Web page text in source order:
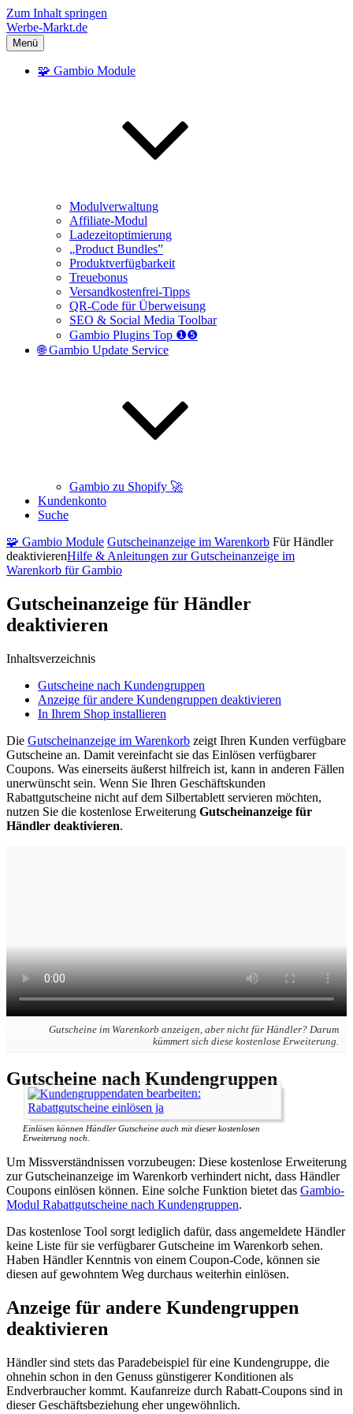
Zum Inhalt springen
Werbe-Markt.de
Menü
🧩 Gambio Module
Modulverwaltung
Affiliate-Modul
Ladezeitoptimierung
„Product Bundles”
Produktverfügbarkeit
Treuebonus
Versandkostenfrei-Tipps
QR-Code für Überweisung
SEO & Social Media Toolbar
Gambio Plugins Top ❶❺
🌐 Gambio Update Service
Gambio zu Shopify 🚀
Kundenkonto
Suche
🧩 Gambio Module Gutscheinanzeige im Warenkorb Für Händler
deaktivierenHilfe & Anleitungen zur Gutscheinanzeige im
Warenkorb für Gambio
Gutscheinanzeige für Händler
deaktivieren
Inhaltsverzeichnis
Gutscheine nach Kundengruppen
Anzeige für andere Kundengruppen deaktivieren
In Ihrem Shop installieren
Die Gutscheinanzeige im Warenkorb zeigt Ihren Kunden verfügbare
Gutscheine an. Damit vereinfacht sie das Einlösen verfügbarer
Coupons. Was einerseits äußerst hilfreich ist, kann in anderen Fällen
unerwünscht sein. Wenn Sie Ihren Geschäftskunden
Rabattgutscheine nicht auf dem Silbertablett servieren möchten,
nutzen Sie die kostenlose Erweiterung Gutscheinanzeige für
Händler deaktivieren.
Gutscheine im Warenkorb anzeigen, aber nicht für Händler? Darum
kümmert sich diese kostenlose Erweiterung.
Gutscheine nach Kundengruppen
Einlösen können Händler Gutscheine auch mit dieser kostenlosen
Erweiterung noch.
Um Missverständnissen vorzubeugen: Diese kostenlose Erweiterung
zur Gutscheinanzeige im Warenkorb verhindert nicht, dass Händler
Coupons einlösen können. Eine solche Funktion bietet das Gambio-
Modul Rabattgutscheine nach Kundengruppen.
Das kostenlose Tool sorgt lediglich dafür, dass angemeldete Händler
keine Liste für sie verfügbarer Gutscheine im Warenkorb sehen.
Haben Händler Kenntnis von einem Coupon-Code, können sie
diesen auf gewohntem Weg durchaus weiterhin einlösen.
Anzeige für andere Kundengruppen
deaktivieren
Händler sind stets das Paradebeispiel für eine Kundengruppe, die
ohnehin schon in den Genuss günstigerer Konditionen als
Endverbraucher kommt. Kaufanreize durch Rabatt-Coupons sind in
dieser Geschäftsbeziehung eher ungewöhnlich.